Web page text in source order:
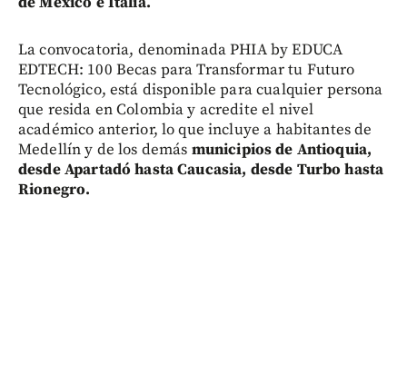
La convocatoria, denominada PHIA by EDUCA
EDTECH: 100 Becas para Transformar tu Futuro
Tecnológico, está disponible para cualquier persona
que resida en Colombia y acredite el nivel
académico anterior, lo que incluye a habitantes de
Medellín y de los demás municipios de Antioquia,
desde Apartadó hasta Caucasia, desde Turbo hasta
Rionegro.